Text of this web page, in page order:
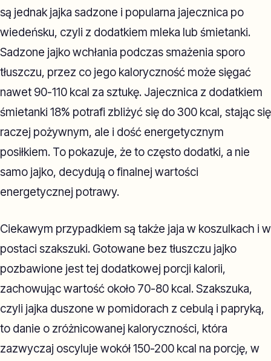
są jednak jajka sadzone i popularna jajecznica po
wiedeńsku, czyli z dodatkiem mleka lub śmietanki.
Sadzone jajko wchłania podczas smażenia sporo
tłuszczu, przez co jego kaloryczność może sięgać
nawet 90-110 kcal za sztukę. Jajecznica z dodatkiem
śmietanki 18% potrafi zbliżyć się do 300 kcal, stając się
raczej pożywnym, ale i dość energetycznym
posiłkiem. To pokazuje, że to często dodatki, a nie
samo jajko, decydują o finalnej wartości
energetycznej potrawy.
Ciekawym przypadkiem są także jaja w koszulkach i w
postaci szakszuki. Gotowane bez tłuszczu jajko
pozbawione jest tej dodatkowej porcji kalorii,
zachowując wartość około 70-80 kcal. Szakszuka,
czyli jajka duszone w pomidorach z cebulą i papryką,
to danie o zróżnicowanej kaloryczności, która
zazwyczaj oscyluje wokół 150-200 kcal na porcję, w